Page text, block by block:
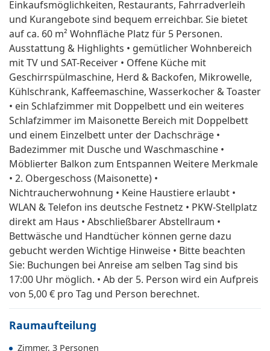
Einkaufsmöglichkeiten, Restaurants, Fahrradverleih
und Kurangebote sind bequem erreichbar. Sie bietet
auf ca. 60 m² Wohnfläche Platz für 5 Personen.
Ausstattung & Highlights • gemütlicher Wohnbereich
mit TV und SAT-Receiver • Offene Küche mit
Geschirrspülmaschine, Herd & Backofen, Mikrowelle,
Kühlschrank, Kaffeemaschine, Wasserkocher & Toaster
• ein Schlafzimmer mit Doppelbett und ein weiteres
Schlafzimmer im Maisonette Bereich mit Doppelbett
und einem Einzelbett unter der Dachschräge •
Badezimmer mit Dusche und Waschmaschine •
Möblierter Balkon zum Entspannen Weitere Merkmale
• 2. Obergeschoss (Maisonette) •
Nichtraucherwohnung • Keine Haustiere erlaubt •
WLAN & Telefon ins deutsche Festnetz • PKW-Stellplatz
direkt am Haus • Abschließbarer Abstellraum •
Bettwäsche und Handtücher können gerne dazu
gebucht werden Wichtige Hinweise • Bitte beachten
Sie: Buchungen bei Anreise am selben Tag sind bis
17:00 Uhr möglich. • Ab der 5. Person wird ein Aufpreis
von 5,00 € pro Tag und Person berechnet.
Raumaufteilung
Zimmer, 3 Personen